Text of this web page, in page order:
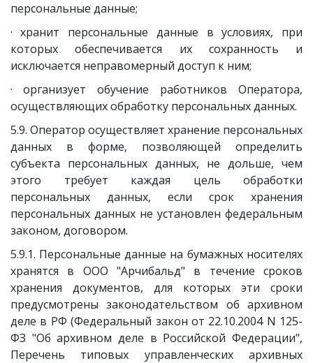
персональные данные;
· хранит персональные данные в условиях, при
которых обеспечивается их сохранность и
исключается неправомерный доступ к ним;
· организует обучение работников Оператора,
осуществляющих обработку персональных данных.
5.9. Оператор осуществляет хранение персональных
данных в форме, позволяющей определить
субъекта персональных данных, не дольше, чем
этого требует каждая цель обработки
персональных данных, если срок хранения
персональных данных не установлен федеральным
законом, договором.
5.9.1. Персональные данные на бумажных носителях
хранятся в ООО "Арчибальд" в течение сроков
хранения документов, для которых эти сроки
предусмотрены законодательством об архивном
деле в РФ (Федеральный закон от 22.10.2004 N 125-
ФЗ "Об архивном деле в Российской Федерации",
Перечень типовых управленческих архивных